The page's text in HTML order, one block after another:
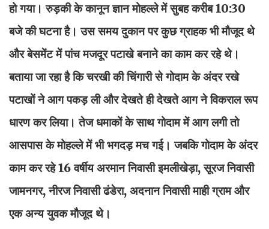
हो गया। रुड़की के कानून ज्ञान मोहल्ले में सुबह करीब 10:30
बजे की घटना है। उस समय दुकान पर कुछ ग्राहक भी मौजूद थे
और बेसमेंट में पांच मजदूर पटाखे बनाने का काम कर रहे थे।
बताया जा रहा है कि चरखी की चिंगारी से गोदाम के अंदर रखे
पटाखों ने आग पकड़ ली और देखते ही देखते आग ने विकराल रूप
धारण कर लिया। तेज धमाकों के साथ गोदाम में आग लगी तो
आसपास के मोहल्ले में भी भगदड़ मच गई। जबकि गोदाम के अंदर
काम कर रहे 16 वर्षीय अरमान निवासी इमलीखेड़ा, सूरज निवासी
जामनगर, नीरज निवासी ढंडेरा, अदनान निवासी माही ग्राम और
एक अन्य युवक मौजूद थे।